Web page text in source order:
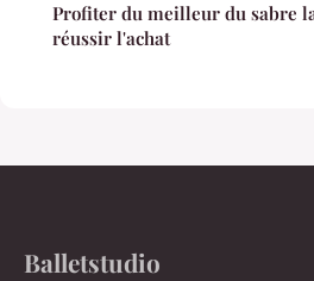
Profiter du meilleur du sabre
réussir l'achat
Balletstudio